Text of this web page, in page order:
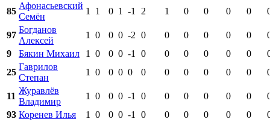
85
Афонасьевский
Семён
1 1 0 1 -1 2 1 0 0 0 0
97
Богданов
Алексей
1 0 0 0 -2 0 0 0 0 0 0
9
Бякин Михаил 1 0 0 0 -1 0 0 0 0 0 0
25
Гаврилов
Степан
1 0 0 0 0 0 0 0 0 0 0
11
Журавлёв
Владимир
1 0 0 0 -1 0 0 0 0 0 0
93 Коренев Илья 1 0 0 0 -1 0 0 0 0 0 0